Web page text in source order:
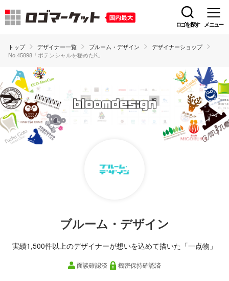
ロゴを探す メニュー
トップ デザイナー一覧 ブルーム・デザイン
デザイナーショップ
No.45898「ポテンシャルを秘めたK」
ブルーム・デザイン
実績1,500件以上のデザイナーが想いを込めて描いた「一点物」
面談確認済 機密保持確認済